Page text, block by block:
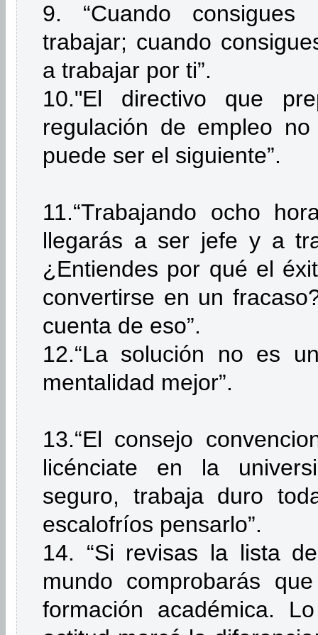
9. “Cuando
trabajar; cuando
a trabajar por ti”.
10."El directivo que
regulación de empleo
puede ser el siguiente”.
11.“Trabajando ocho
llegarás a ser jefe y a
¿Entiendes por qué el
convertirse en un
cuenta de eso”.
12.“La solución no es
mentalidad mejor”.
13.“El consejo
licénciate en la
seguro, trabaja duro
escalofríos pensarlo”.
14. “Si revisas la lista
mundo comprobarás
formación académica.